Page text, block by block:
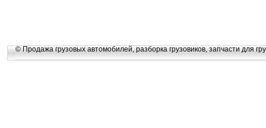
© Продажа грузовых автомобилей, разборка грузовиков, запчасти для